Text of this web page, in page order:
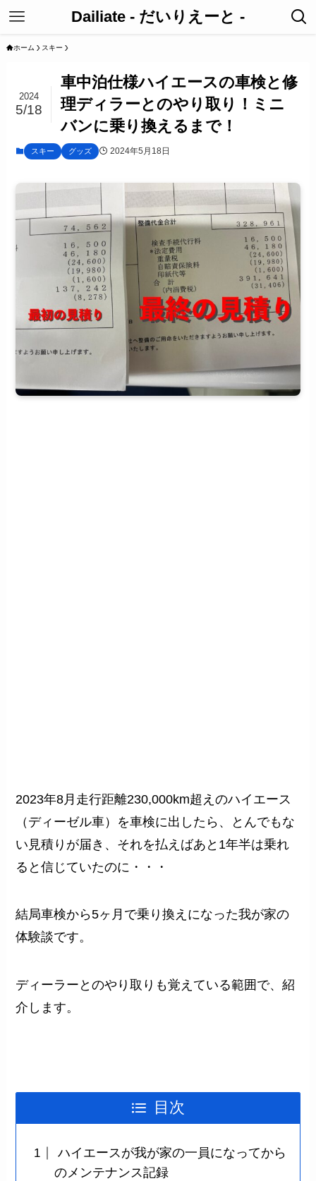
Dailiate - だいりえーと -
ホーム スキー
車中泊仕様ハイエースの車検と修
理ディラーとのやり取り！ミニ
バンに乗り換えるまで！
2024
5/18
スキー グッズ 2024年5月18日
2023年8月走行距離230,000km超えのハイエース
（ディーゼル車）を車検に出したら、とんでもな
い見積りが届き、それを払えばあと1年半は乗れ
ると信じていたのに・・・
結局車検から5ヶ月で乗り換えになった我が家の
体験談です。
ディーラーとのやり取りも覚えている範囲で、紹
介します。
目次
ハイエースが我が家の一員になってから
のメンテナンス記録